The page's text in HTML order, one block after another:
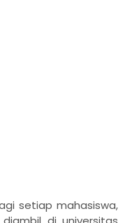
setiap mahasiswa,